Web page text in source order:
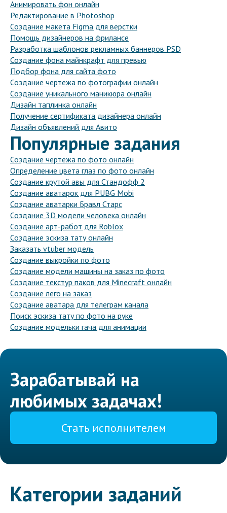
Анимировать фон онлайн
Редактирование в Photoshop
Создание макета Figma для верстки
Помощь дизайнеров на фрилансе
Разработка шаблонов рекламных баннеров PSD
Создание фона майнкрафт для превью
Подбор фона для сайта фото
Создание чертежа по фотографии онлайн
Создание уникального маникюра онлайн
Дизайн таплинка онлайн
Получение сертификата дизайнера онлайн
Дизайн объявлений для Авито
Популярные задания
Создание чертежа по фото онлайн
Определение цвета глаз по фото онлайн
Создание крутой авы для Стандофф 2
Создание аватарок для PUBG Mobi
Создание аватарки Бравл Старс
Создание 3D модели человека онлайн
Создание арт-работ для Roblox
Создание эскиза тату онлайн
Заказать vtuber модель
Создание выкройки по фото
Создание модели машины на заказ по фото
Создание текстур паков для Minecraft онлайн
Создание лего на заказ
Создание аватара для телеграм канала
Поиск эскиза тату по фото на руке
Создание модельки гача для анимации
Зарабатывай на
любимых задачах!
Стать исполнителем
Категории заданий